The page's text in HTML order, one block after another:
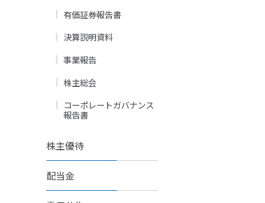
有価証券報告書
決算説明資料
事業報告
株主総会
コーポレートガバナンス
報告書
株主優待
配当金